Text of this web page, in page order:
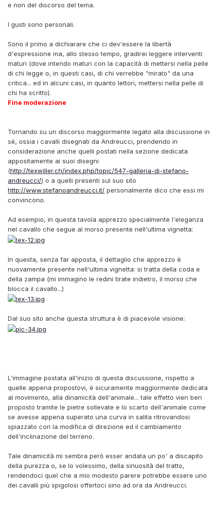
e non del discorso del tema.
I gusti sono personali.
Sono il primo a dichiarare che ci dev'essere la libertà
d'espressione ma, allo stesso tempo, gradirei leggere interventi
maturi (dove intendo maturi con la capacità di mettersi nella pelle
di chi legge o, in questi casi, di chi verrebbe "mirato" da una
critica... ed in alcuni casi, in quanto lettori, mettersi nella pelle di
chi ha scritto).
Fine moderazione
Tornando su un discorso maggiormente legato alla discussione in
sé, ossia i cavalli disegnati da Andreucci, prendendo in
considerazione anche quelli postati nella sezione dedicata
appositamente ai suoi disegni
(http://texwiller.ch/index.php/topic/547-galleria-di-stefano-
andreucci/) o a quelli presenti sul suo sito
http://www.stefanoandreucci.it/ personalmente dico che essi mi
convincono.
Ad esempio, in questa tavola apprezzo specialmente l'eleganza
nel cavallo che segue al morso presente nell'ultima vignetta:
In questa, senza far apposta, il dettaglio che apprezzo è
nuovamente presente nell'ultima vignetta: si tratta della coda e
della zampa (mi immagino le redini tirate indietro, il morso che
blocca il cavallo...)
Dal suo sito anche questa struttura è di piacevole visione:
L'immagine postata all'inizio di questa discussione, rispetto a
quelle appena propostovi, è sicuramente maggiormente dedicata
al movimento, alla dinamicità dell'animale... tale effetto vien ben
proposto tramite le pietre sollevate e lo scarto dell'animale come
se avesse appena superato una curva in salita ritrovandosi
spiazzato con la modifica di direzione ed il cambiamento
dell'inclinazione del terreno.
Tale dinamicità mi sembra però esser andata un po' a discapito
della purezza o, se lo volessimo, della sinuosità del tratto,
rendendoci quel che a mio modesto parere potrebbe essere uno
dei cavalli più spigolosi offertoci sino ad ora da Andreucci.